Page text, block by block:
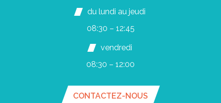
du lundi au jeudi
08:30 – 12:45
vendredi
08:30 – 12:00
CONTACTEZ-NOUS